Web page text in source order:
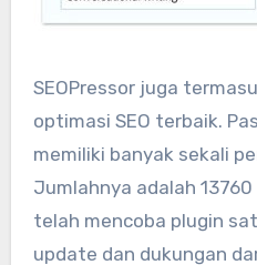
SEOPressor juga
optimasi SEO terbaik.
memiliki banyak sekali
Jumlahnya adalah
telah mencoba plugin
update dan dukungan